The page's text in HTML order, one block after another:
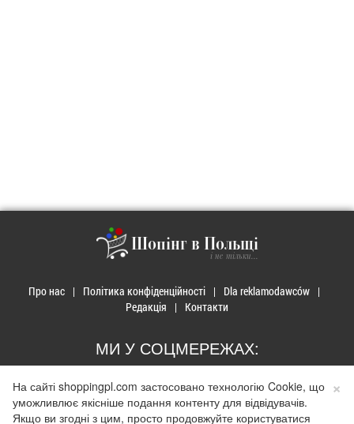
Шопінг в Польщі
і не тільки...
Про нас Політика конфіденційності
Dla reklamodawców
Редакція
Контакти
МИ У СОЦМЕРЕЖАХ:
×
На сайті shoppingpl.com застосовано технологію Cookie, що
уможливлює якісніше подання контенту для відвідувачів.
Якщо ви згодні з цим, просто продовжуйте користуватися